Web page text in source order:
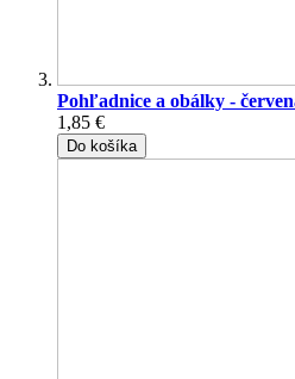
Pohľadnice a obálky -
1,85 €
Do košíka